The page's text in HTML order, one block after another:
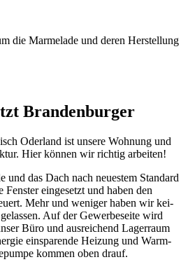
die Marmelade und deren Herstellung
Brandenburger
Oder­land ist unse­re Woh­nung und
Hier können wir richtig arbeiten!
und das Dach nach neu­es­tem Stan­dard
Fens­ter ein­ge­setzt und ha­ben den
Mehr und we­ni­ger ha­ben wir kei­
Auf der Gewerbe­seite wird
Büro und aus­rei­chend Lager­raum
ein­spa­ren­de Hei­zung und Warm­
kom­men oben drauf.